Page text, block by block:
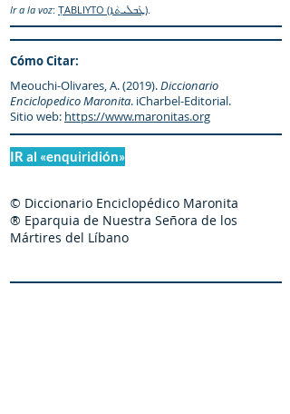
Ir a la voz: ṬABLIYTO (ܛܰܒܠܺܝܬܳܐ).
Cómo Citar:
Meouchi-Olivares, A. (2019).Diccionario
Enciclopedico Maronita. iCharbel-Editorial.
Sitio web: https://www.maronitas.org
IR al «enquiridión»
© Diccionario Enciclopédico Maronita
® Eparquia de Nuestra Señora de los
Mártires del Líbano